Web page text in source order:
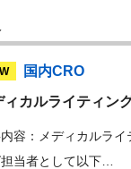
国内CRO
ィカルライティン
容：メディカルライ
当者として以下…